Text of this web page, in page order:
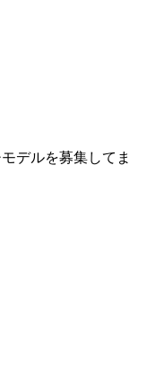
デルを募集してま